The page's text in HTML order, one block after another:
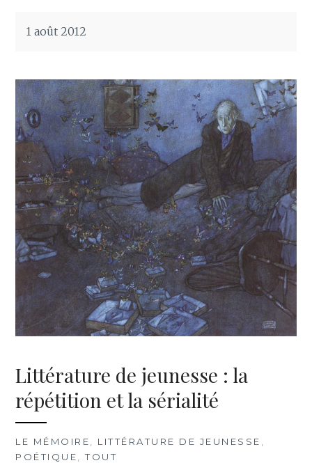
1 août 2012
Littérature de jeunesse : la
répétition et la sérialité
LE MÉMOIRE LITTÉRATURE DE JEUNESSE
POÉTIQUE
,TOUT